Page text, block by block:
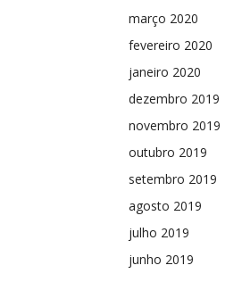
março 2020
fevereiro 2020
janeiro 2020
dezembro 2019
novembro 2019
outubro 2019
setembro 2019
agosto 2019
julho 2019
junho 2019